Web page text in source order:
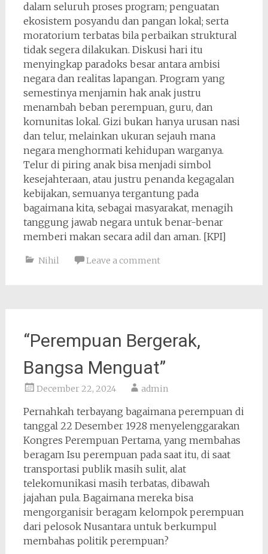
dalam seluruh proses program; penguatan
ekosistem posyandu dan pangan lokal; serta
moratorium terbatas bila perbaikan struktural
tidak segera dilakukan. Diskusi hari itu
menyingkap paradoks besar antara ambisi
negara dan realitas lapangan. Program yang
semestinya menjamin hak anak justru
menambah beban perempuan, guru, dan
komunitas lokal. Gizi bukan hanya urusan nasi
dan telur, melainkan ukuran sejauh mana
negara menghormati kehidupan warganya.
Telur di piring anak bisa menjadi simbol
kesejahteraan, atau justru penanda kegagalan
kebijakan, semuanya tergantung pada
bagaimana kita, sebagai masyarakat, menagih
tanggung jawab negara untuk benar-benar
memberi makan secara adil dan aman. [KPI]
Nihil Leave a comment
“Perempuan Bergerak,
Bangsa Menguat”
December 22, 2024 admin
Pernahkah terbayang bagaimana perempuan di
tanggal 22 Desember 1928 menyelenggarakan
Kongres Perempuan Pertama, yang membahas
beragam Isu perempuan pada saat itu, di saat
transportasi publik masih sulit, alat
telekomunikasi masih terbatas, dibawah
jajahan pula. Bagaimana mereka bisa
mengorganisir beragam kelompok perempuan
dari pelosok Nusantara untuk berkumpul
membahas politik perempuan?